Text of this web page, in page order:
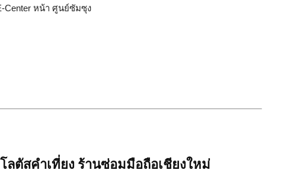
Center หน้า ศูนย์ซัมซุง
ลตัสคำเที่ยง ร้านซ่อมมือถือเชียงใหม่